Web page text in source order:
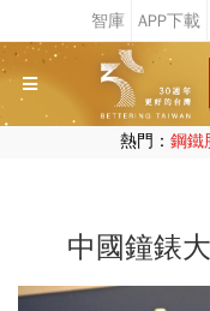
熱門： 鋼鐵
中國鐘錶